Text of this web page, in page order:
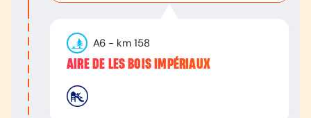
A6 - km 158
AIRE DE LES BOIS IMPÉRIAUX